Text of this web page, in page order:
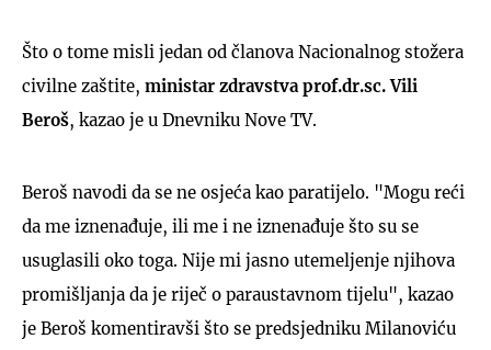
Što o tome misli jedan od članova Nacionalnog stožera
civilne zaštite, ministar zdravstva prof.dr.sc. Vili
Beroš, kazao je u Dnevniku Nove TV.
Beroš navodi da se ne osjeća kao paratijelo. "Mogu reći
da me iznenađuje, ili me i ne iznenađuje što su se
usuglasili oko toga. Nije mi jasno utemeljenje njihova
promišljanja da je riječ o paraustavnom tijelu", kazao
je Beroš komentiravši što se predsjedniku Milanoviću